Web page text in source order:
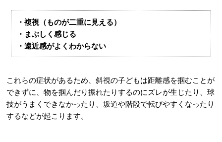
・複視（ものが二重に見える）
・まぶしく感じる
・遠近感がよくわからない
これらの症状があるため、斜視の子どもは距離感を掴むことが
できずに、物を掴んだり振れたりするのにズレが生じたり、球
技がうまくできなかったり、坂道や階段で転びやすくなったり
するなどが起こります。